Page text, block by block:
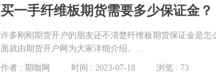
买一手纤维板期货需要多少保证金？
许多刚刚期货开户的朋友还不清楚纤维板期货保证金是
面就由期货开户网为大家详细介绍。...
作者 : 期咖网 时间 : 2023-07-18 浏览 : 73